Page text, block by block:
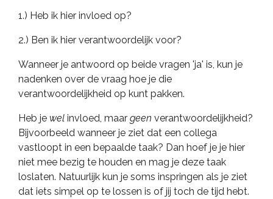
1.) Heb ik hier invloed op?
2.) Ben ik hier verantwoordelijk voor?
Wanneer je antwoord op beide vragen 'ja' is, kun je
nadenken over de vraag hoe je die
verantwoordelijkheid op kunt pakken.
Heb je wel invloed, maar geen verantwoordelijkheid?
Bijvoorbeeld wanneer je ziet dat een collega
vastloopt in een bepaalde taak? Dan hoef je je hier
niet mee bezig te houden en mag je deze taak
loslaten. Natuurlijk kun je soms inspringen als je ziet
dat iets simpel op te lossen is of jij toch de tijd hebt.